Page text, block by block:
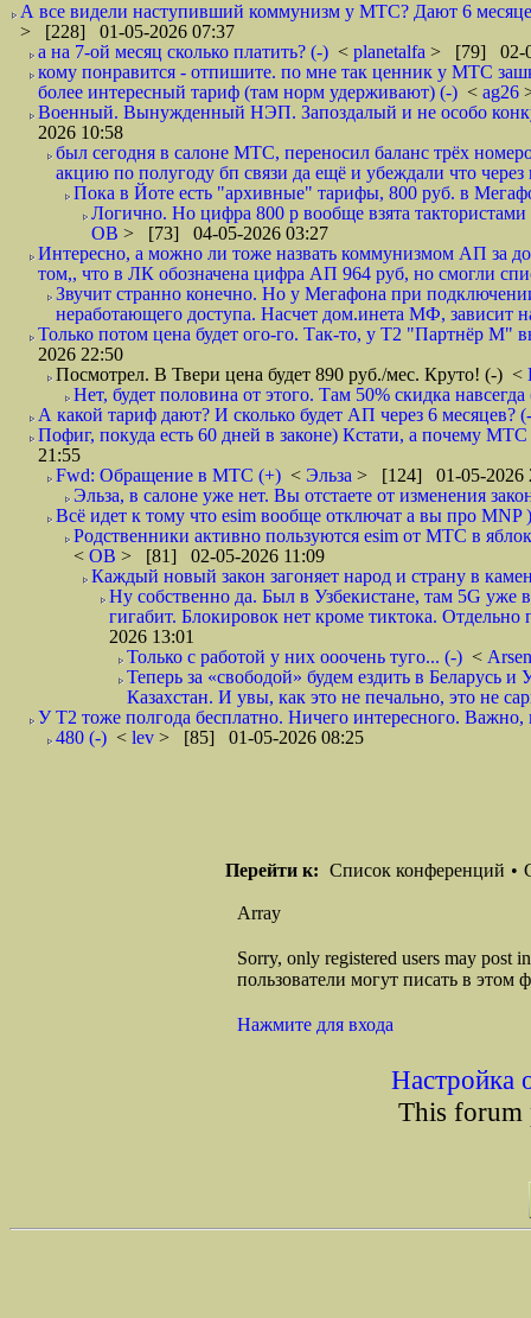
А все видели наступивший коммунизм у МТС? Дают 6
> [228] 01-05-2026 07:37
а на 7-ой месяц сколько платить? (-) < planetalfa > [79] 02-
кому понравится - отпишите. по мне так ценник у МТС
более интересный тариф (там норм удерживают) (-) < ag26
Военный. Вынужденный НЭП. Запоздалый и не особо
2026 10:58
был сегодня в салоне МТС, переносил баланс трёх
акцию по полугоду бп связи да ещё и убеждали что
Пока в Йоте есть "архивные" тарифы, 800 руб. в
Логично. Но цифра 800 р вообще взята
ОВ > [73] 04-05-2026 03:27
Интересно, а можно ли тоже назвать коммунизмом АП за
том,, что в ЛК обозначена цифра АП 964 руб, но смогли
Звучит странно конечно. Но у Мегафона при
неработающего доступа. Насчет дом.инета МФ, зависит
Только потом цена будет ого-го. Так-то, у Т2 "Партнёр М"
2026 22:50
Посмотрел. В Твери цена будет 890 руб./мес. Круто! (-) <
Нет, будет половина от этого. Там 50% скидка навсегда
А какой тариф дают? И сколько будет АП через 6 месяцев?
Пофиг, покуда есть 60 дней в законе) Кстати, а почему
21:55
Fwd: Обращение в МТС (+) < Эльза > [124] 01-05-2026
Эльза, в салоне уже нет. Вы отстаете от изменения
Всё идет к тому что esim вообще отключат а вы про MNP
Родственники активно пользуются esim от МТС в
< ОВ > [81] 02-05-2026 11:09
Каждый новый закон загоняет народ и страну в
Ну собственно да. Был в Узбекистане, там 5G уже
гигабит. Блокировок нет кроме тиктока.
2026 13:01
Только с работой у них ооочень туго... (-) <
Теперь за «свободой» будем ездить в Беларусь
Казахстан. И увы, как это не печально, это не
У Т2 тоже полгода бесплатно. Ничего интересного. Важно,
480 (-) < lev > [85] 01-05-2026 08:25
Перейти к: Список конференций •
Array
Sorry, only registered users may post
пользователи могут писать в этом
Нажмите для входа
Настройка
This